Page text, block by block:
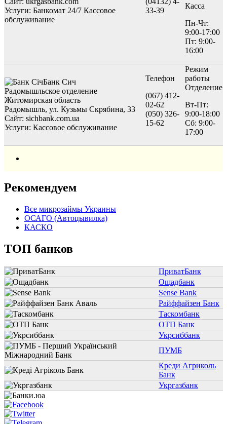
Услуги: Банкомат 24/7 Кассовое
обслуживание
33-39
Касса
Пн-Чт:
9:00-17:00
Пт: 9:00-
16:00
Банк Сич
Радомышльское отделение
Житомирская область
Радомышль, ул. Кузьмы Скрябина, 33
Сайт: sichbank.com.ua
Услуги: Кассовое обслуживание
Телефон
(067) 412-
02-62
(050) 326-
15-62
Режим
работы
Отделение
Вт-Пт:
9:00-18:00
Сб: 9:00-
17:00
Рекомендуем
Все микрозаймы Украины
ОСАГО (Автоцывилка)
КАСКО
ТОП банков
ПриватБанк
Ощадбанк
Sense Bank
Райффайзен Банк
Таскомбанк
ОТП Банк
Укрсиббанк
ПУМБ
Креди Агриколь
Банк
Укргазбанк